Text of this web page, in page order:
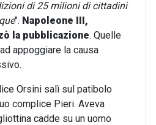
di 25 milioni di cittadini
". Napoleone III,
la pubblicazione. Quelle
appoggiare la causa
Orsini salì sul patibolo
complice Pieri. Aveva
cadde su un uomo